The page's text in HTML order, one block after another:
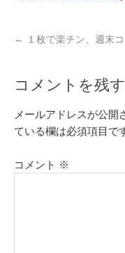
← １枚で楽チン、週末
コメントを残す
メールアドレスが公開
ている欄は必須項目で
コメント ※